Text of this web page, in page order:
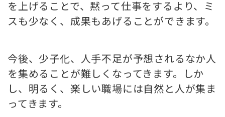
を上げることで、黙って仕事をするより、ミ
スも少なく、成果もあげることができます。
今後、少子化、人手不足が予想されるなか人
を集めることが難しくなってきます。しか
し、明るく、楽しい職場には自然と人が集ま
ってきます。